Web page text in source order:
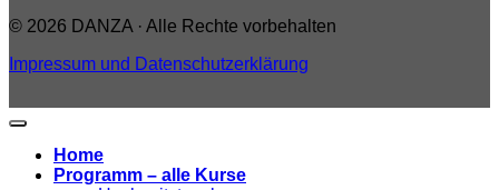
© 2026 DANZA · Alle Rechte vorbehalten
Impressum und Datenschutzerklärung
Home
Programm – alle Kurse